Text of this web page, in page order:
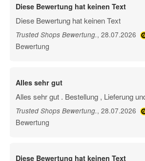
Diese Bewertung hat keinen Text
Diese Bewertung hat keinen Text
Trusted Shops Bewertung., 28.07.2026
Bewertung
Alles sehr gut
Alles sehr gut . Bestellung , Lieferung
Trusted Shops Bewertung., 28.07.2026
Bewertung
Diese Bewertung hat keinen Text